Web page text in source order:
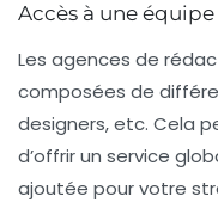
Accès à une
Les agences de
composées de
designers, etc. Cela
d’offrir un service
ajoutée pour votre